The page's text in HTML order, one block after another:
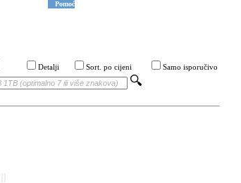
Pomoć
Detalji Sort. po cijeni Samo isporučivo